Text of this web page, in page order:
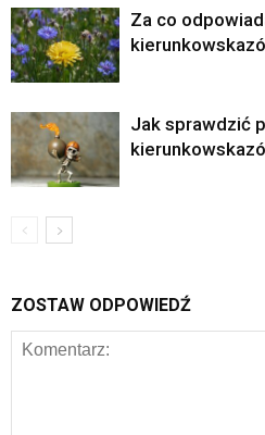
Za co
Jak sprawdzić
ZOSTAW ODPOWIEDŹ